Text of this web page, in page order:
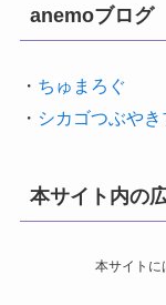
anemoブログ
・ ちゅまろぐ
・ シカゴつぶや
本サイト内の
本サイトに